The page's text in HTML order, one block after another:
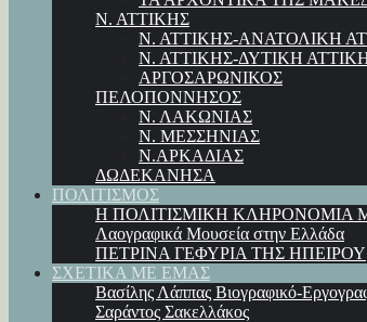
Ν. ΑΤΤΙΚΗΣ
Ν. ΑΤΤΙΚΗΣ-ΑΝΑΤΟΛΙΚΗ
Ν. ΑΤΤΙΚΗΣ-ΔΥΤΙΚΗ
ΑΡΓΟΣΑΡΩΝΙΚΟΣ
ΠΕΛΟΠΟΝΝΗΣΟΣ
Ν. ΛΑΚΩΝΙΑΣ
Ν. ΜΕΣΣΗΝΙΑΣ
Ν.ΑΡΚΑΔΙΑΣ
ΔΩΔΕΚΑΝΗΣΑ
ΠΟΛΙΤΙΣΜΟΣ
Η ΠΟΛΙΤΙΣΜΙΚΗ ΚΛΗΡΟΝΟΜΙΑ
Λαογραφικά Μουσεία στην Ελλάδα
ΠΕΤΡΙΝΑ ΓΕΦΥΡΙΑ ΤΗΣ ΗΠΕΙΡΟΥ
ΣΧΕΤΙΚΑ ΜΕ ΕΜΑΣ
Βασίλης Λάππας Βιογραφικό-
Σαράντος Σακελλάκος